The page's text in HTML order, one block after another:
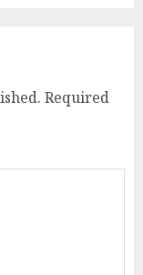
Required